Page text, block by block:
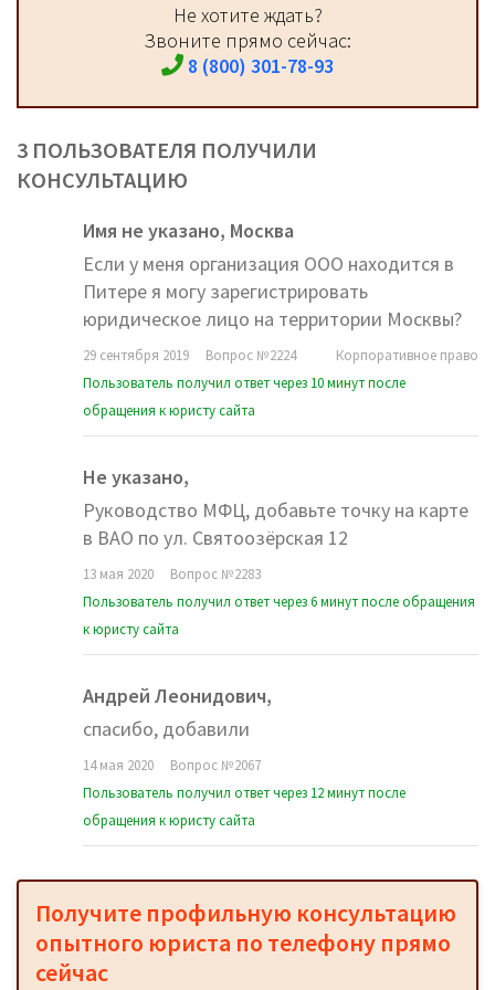
Не хотите ждать?
Звоните прямо сейчас:
8 (800) 301-78-93
3 ПОЛЬЗОВАТЕЛЯ ПОЛУЧИЛИ
КОНСУЛЬТАЦИЮ
Имя не указано, Москва
Если у меня организация ООО находится в
Питере я могу зарегистрировать
юридическое лицо на территории Москвы?
29 сентября 2019 Вопрос №2224
Корпоративное право
Пользователь получил ответ через 10 минут после
обращения к юристу сайта
Не указано,
Руководство МФЦ, добавьте точку на карте
в ВАО по ул. Святоозёрская 12
13 мая 2020
Вопрос №2283
Пользователь получил ответ через 6 минут после обращения
к юристу сайта
Андрей Леонидович,
спасибо, добавили
14 мая 2020
Вопрос №2067
Пользователь получил ответ через 12 минут после
обращения к юристу сайта
Получите профильную консультацию
опытного юриста по телефону прямо
сейчас